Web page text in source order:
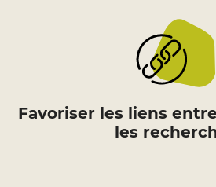
Favoriser les liens
les